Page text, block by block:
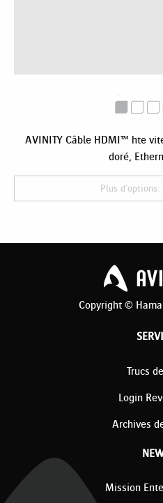
AVINITY Câble HDMI™ hte
doré,
Plus d'options:
Copyright © Hama
Trucs
Login
Archives
Mission